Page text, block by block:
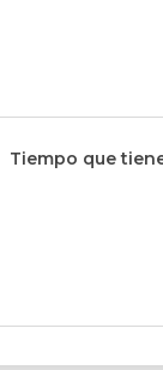
Tiempo que